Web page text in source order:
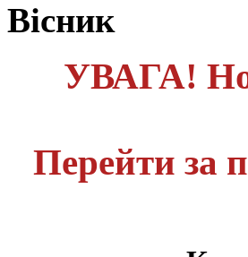
Вісник
УВАГА!
Перейти за